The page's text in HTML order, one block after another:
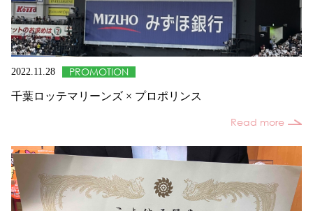
2022.11.28 PROMOTION
千葉ロッテマリーンズ × プロポリンス
Read more